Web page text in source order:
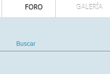
FORO GALERÍA
Buscar